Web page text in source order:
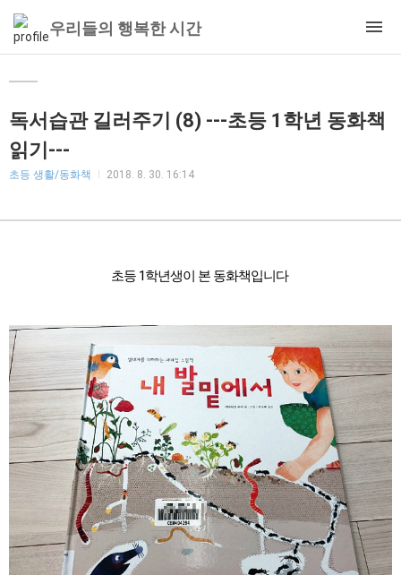
우리들의 행복한 시간
독서습관 길러주기 (8) ---초등 1학년 동화책
읽기---
초등 생활/동화책 2018. 8. 30. 16:14
초등 1학년생이 본 동화책입니다